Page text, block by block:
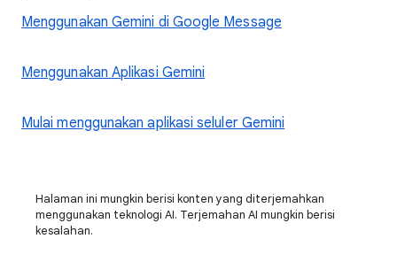
Menggunakan Gemini di Google Message
Menggunakan Aplikasi Gemini
Mulai menggunakan aplikasi seluler Gemini
Halaman ini mungkin berisi konten yang diterjemahkan
menggunakan teknologi AI. Terjemahan AI mungkin berisi
kesalahan.